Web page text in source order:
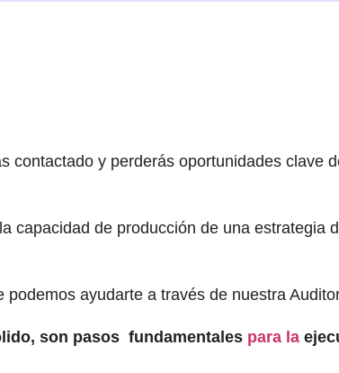
contactado y perderás oportunidades clave
capacidad de producción de una estrategia
ayudarte a través de nuestra
son pasos fundamentales para la